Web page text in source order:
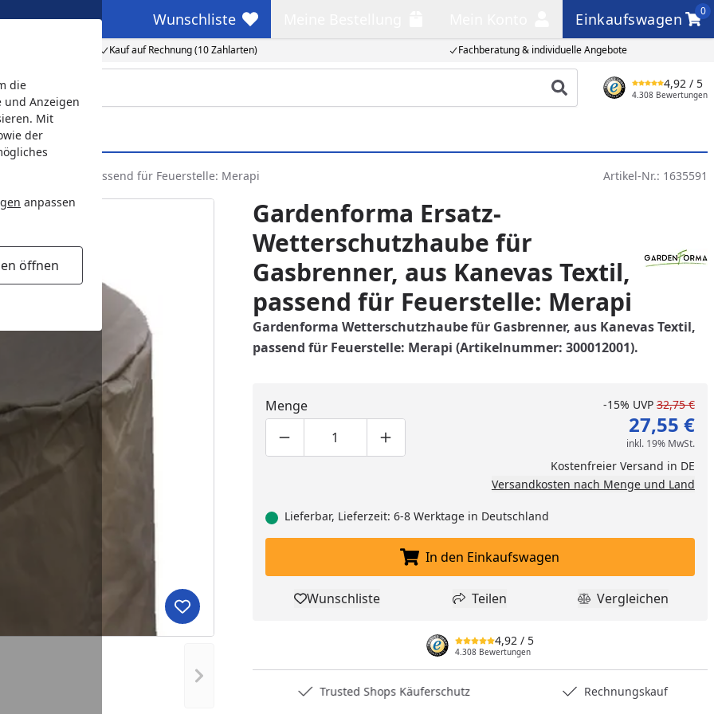
die
und Anzeigen
Mit
der
anpassen
öffnen
Kauf auf Rechnung (10 Zahlarten) Fachberatung & individuelle Angebote
Wunschliste
Wunschliste Einkaufswagen
0
Einkaufswagen
Produkt suchen
4,92 / 5
4.308 Bewertungen
Textil, passend für Feuerstelle: Merapi Artikel-Nr.: 1635591
Nächstes Bild anzeigen
Produkt zur Wunschliste hinzufügen
Gardenforma Ersatz-
Wetterschutzhaube für
Gasbrenner, aus Kanevas Textil,
passend für Feuerstelle: Merapi
Gardenforma Wetterschutzhaube für Gasbrenner, aus Kanevas Textil,
passend für Feuerstelle: Merapi (Artikelnummer: 300012001).
Menge
Produktmenge um eins verringern
Produktmenge manuell eingeben
Produktmenge um eins erhöhen
-15% UVP 32,75 €
27,55 €
inkl. 19% MwSt.
Kostenfreier Versand in DE
Versandkosten nach Menge und Land
Lieferbar, Lieferzeit: 6-8 Werktage in Deutschland
In den Einkaufswagen legen
In den Einkaufswagen
Produkt zur Wunschliste hinzufügen
Wunschliste Teilen
Teilen Produkt
Vergleichen
4,92 / 5
4.308 Bewertungen
Trusted Shops Käuferschutz Rechnungskauf